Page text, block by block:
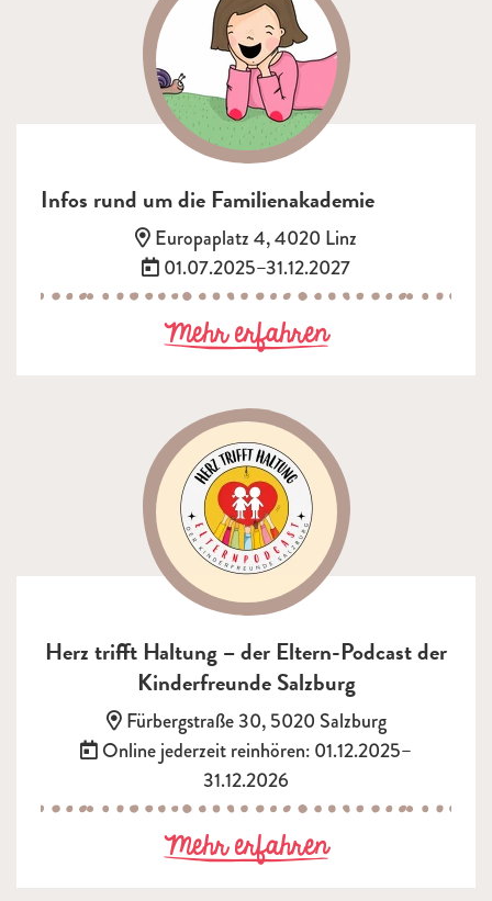
Infos rund um die Familienakademie
Adresse:
Europaplatz 4, 4020 Linz
Termin:
01.07.2025–31.12.2027
Mehr erfahrenzu Infos rund
Herz trifft Haltung – der Eltern-Podcast der
Kinderfreunde Salzburg
Adresse:
Fürbergstraße 30, 5020 Salzburg
Termin:
Online jederzeit reinhören: 01.12.2025–
31.12.2026
Mehr erfahrenzu Herz trifft